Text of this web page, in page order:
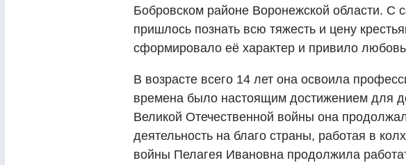
Бобровском районе Воронежской области. С
пришлось познать всю тяжесть и цену
сформировало её характер и привило любовь
В возрасте всего 14 лет она освоила
времена было настоящим достижением для
Великой Отечественной войны она
деятельность на благо страны, работая в
войны Пелагея Ивановна продолжила